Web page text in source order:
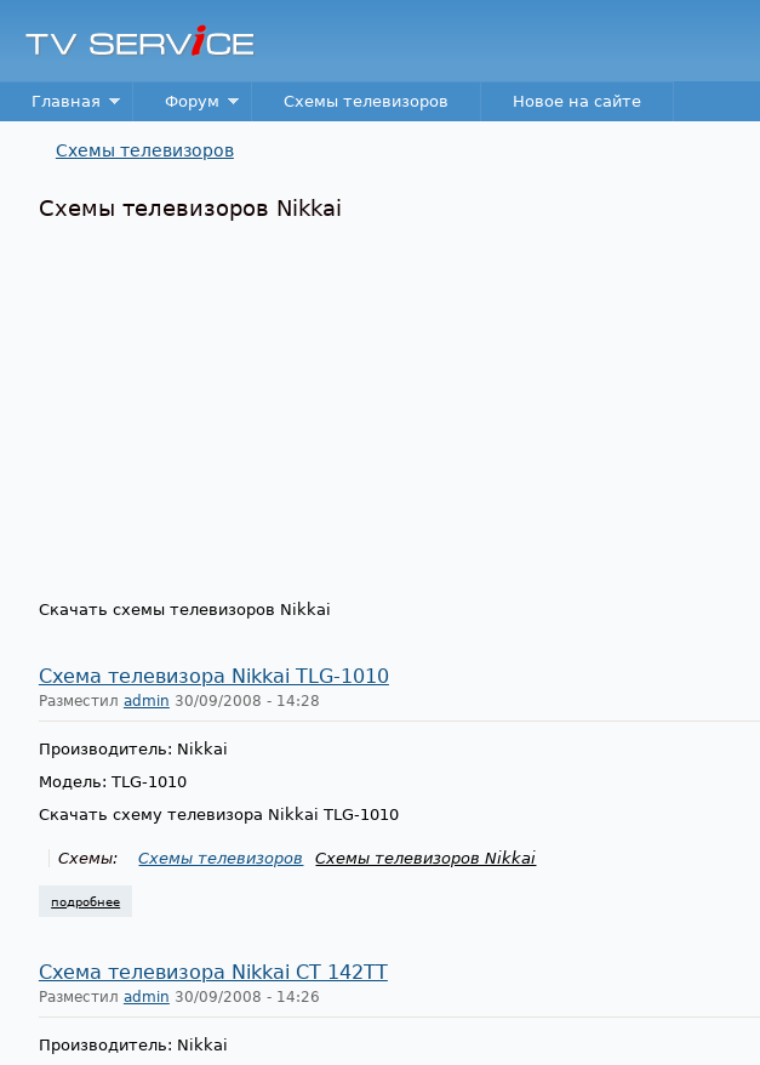
TV
Service
Main menu
Главная Форум Схемы телевизоров Новое на сайте
Схемы телевизоров
Схемы телевизоров Nikkai
Скачать схемы телевизоров Nikkai
Схема телевизора Nikkai TLG-1010
Разместил admin 30/09/2008 - 14:28
Производитель: Nikkai
Модель: TLG-1010
Скачать схему телевизора Nikkai TLG-1010
Схемы: Схемы телевизоров Схемы телевизоров Nikkai
подробнее
Схема телевизора Nikkai CT 142TT
Разместил admin 30/09/2008 - 14:26
Производитель: Nikkai